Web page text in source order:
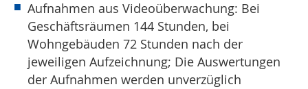
Aufnahmen aus Videoüberwachung: Bei
Geschäftsräumen 144 Stunden, bei
Wohngebäuden 72 Stunden nach der
jeweiligen Aufzeichnung; Die Auswertungen
der Aufnahmen werden unverzüglich